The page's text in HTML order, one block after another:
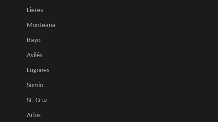
Lieres
Monteana
Bayo
Avilés
Lugones
Somio
St. Cruz
Arlos